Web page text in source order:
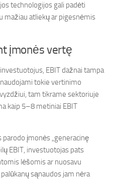
technologijos gali padėti
mažiau atliekų ar pigesnėmis
įmonės vertę
EBIT dažnai tampa
tokie vertinimo
tam tikrame sektoriuje
kaip 5–8 metiniai EBIT
įmonės „generacinę
EBIT, investuotojas pats
lėšomis ar nuosavu
sąnaudos jam nėra